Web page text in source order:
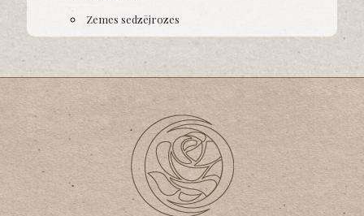
Zemes sedzējrozes